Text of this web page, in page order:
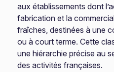
aux établissements dont
fabrication et la
fraîches, destinées à une
ou à court terme. Cette
une hiérarchie précise au
des activités françaises.